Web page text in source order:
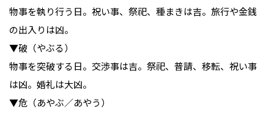
物事を執り行う日。祝い事、祭祀、種まきは吉。旅行や金銭
の出入りは凶。
▼破（やぶる）
物事を突破する日。交渉事は吉。祭祀、普請、移転、祝い事
は凶。婚礼は大凶。
▼危（あやぶ／あやう）